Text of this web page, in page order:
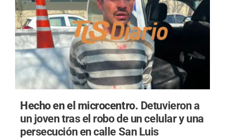
Hecho en el microcentro. Detuvieron a
un joven tras el robo de un celular y una
persecución en calle San Luis